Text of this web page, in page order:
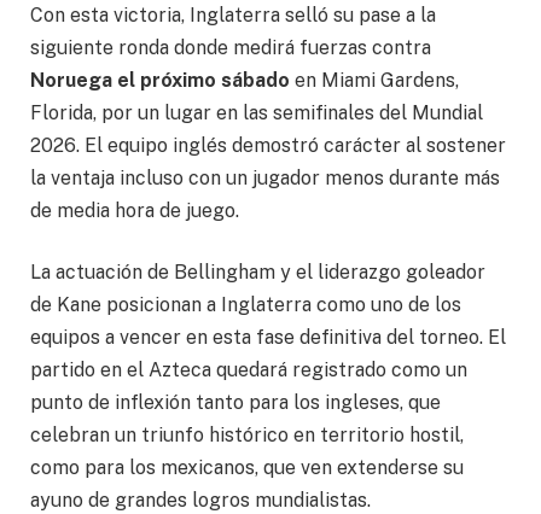
Con esta victoria, Inglaterra selló su pase a la
siguiente ronda donde medirá fuerzas contra
Noruega el próximo sábado en Miami Gardens,
Florida, por un lugar en las semifinales del Mundial
2026. El equipo inglés demostró carácter al sostener
la ventaja incluso con un jugador menos durante más
de media hora de juego.
La actuación de Bellingham y el liderazgo goleador
de Kane posicionan a Inglaterra como uno de los
equipos a vencer en esta fase definitiva del torneo. El
partido en el Azteca quedará registrado como un
punto de inflexión tanto para los ingleses, que
celebran un triunfo histórico en territorio hostil,
como para los mexicanos, que ven extenderse su
ayuno de grandes logros mundialistas.